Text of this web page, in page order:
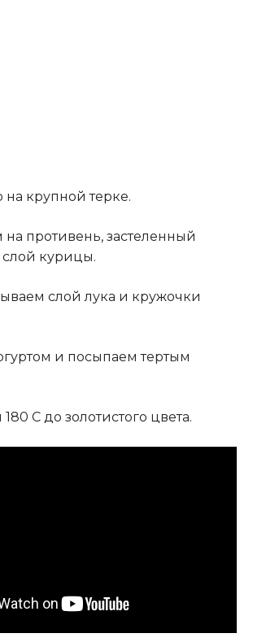
крупной терке.
противень, застеленный
курицы.
слой лука и кружочки
и посыпаем тертым
С до золотистого цвета.